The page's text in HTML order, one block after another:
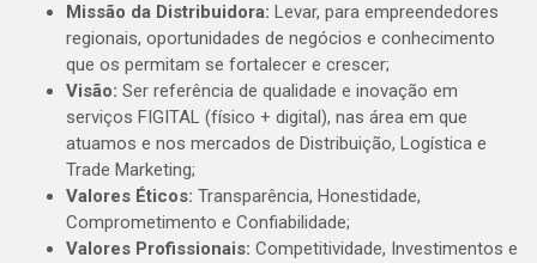
Missão da Distribuidora: Levar, para empreendedores
regionais, oportunidades de negócios e conhecimento
que os permitam se fortalecer e crescer;
Visão: Ser referência de qualidade e inovação em
serviços FIGITAL (físico + digital), nas área em que
atuamos e nos mercados de Distribuição, Logística e
Trade Marketing;
Valores Éticos: Transparência, Honestidade,
Comprometimento e Confiabilidade;
Valores Profissionais: Competitividade, Investimentos e